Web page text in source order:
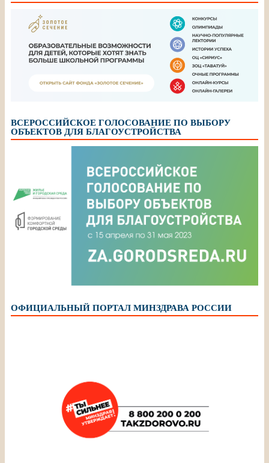
ВСЕРОССИЙСКОЕ ГОЛОСОВАНИЕ ПО ВЫБОРУ
ОБЪЕКТОВ ДЛЯ БЛАГОУСТРОЙСТВА
ОФИЦИАЛЬНЫЙ ПОРТАЛ МИНЗДРАВА РОССИИ